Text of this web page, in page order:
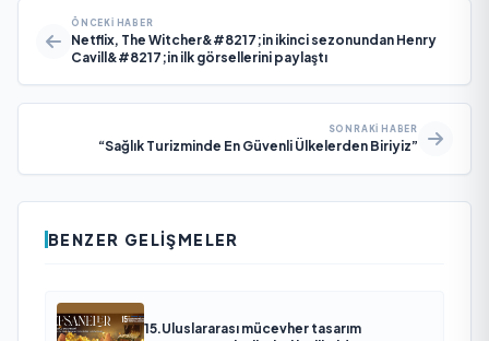
ÖNCEKI HABER
Netflix, ​The Witcher&#8217;in ​ikinci sezonundan Henry
Cavill&#8217;in ilk görsellerini paylaştı ​
SONRAKI HABER
“Sağlık Turizminde En Güvenli Ülkelerden Biriyiz”
BENZER GELIŞMELER
15.Uluslararası mücevher tasarım